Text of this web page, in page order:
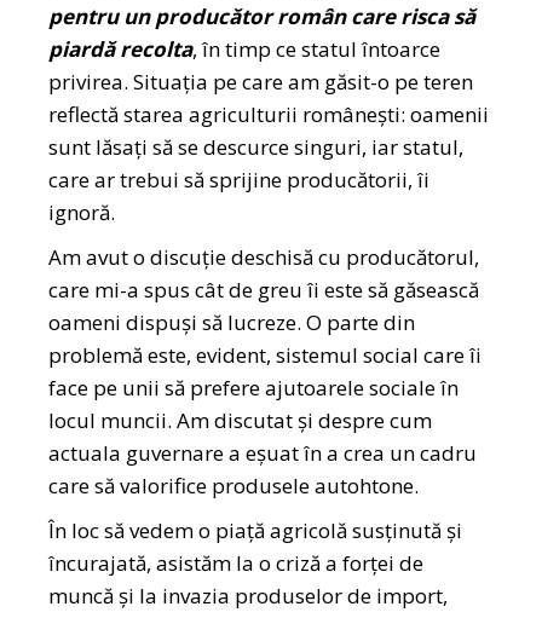
pentru un producător român care risca să
piardă recolta, în timp ce statul întoarce
privirea. Situația pe care am găsit-o pe teren
reflectă starea agriculturii românești: oamenii
sunt lăsați să se descurce singuri, iar statul,
care ar trebui să sprijine producătorii, îi
ignoră.
Am avut o discuție deschisă cu producătorul,
care mi-a spus cât de greu îi este să găsească
oameni dispuși să lucreze. O parte din
problemă este, evident, sistemul social care îi
face pe unii să prefere ajutoarele sociale în
locul muncii. Am discutat și despre cum
actuala guvernare a eșuat în a crea un cadru
care să valorifice produsele autohtone.
În loc să vedem o piață agricolă susținută și
încurajată, asistăm la o criză a forței de
muncă și la invazia produselor de import,